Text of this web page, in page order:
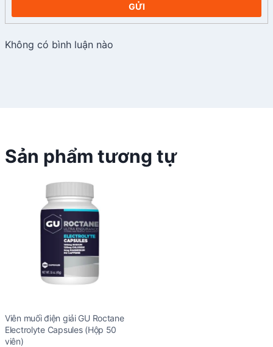
GỬI
Không có bình luận nào
Sản phẩm tương tự
Viên muối điện giải GU Roctane
Electrolyte Capsules (Hộp 50
viên)